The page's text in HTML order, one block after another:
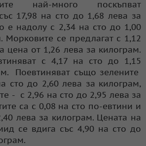
най-много поскъпват
17,98 на сто до 1,68 лева за
е надолу с 2,34 на сто до 1,00
Морковите се предлагат с 1,12
цена от 1,26 лева за килограм.
с 4,17 на сто до 1,15
Поевтиняват също зелените
сто до 2,60 лева за килограм,
- с 2,96 на сто до 2,95 лева за
са с 0,08 на сто по-евтини и
лева за килограм. Цената на
се вдига със 4,90 на сто до